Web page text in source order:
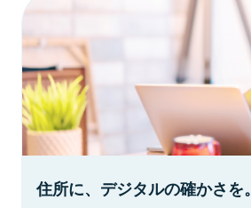
住所に、デジタルの確かさを。